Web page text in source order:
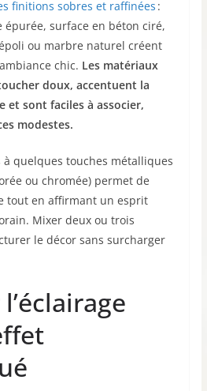
finitions sobres et raffinées :
épurée, surface en béton ciré,
ou marbre naturel créent
chic. Les matériaux
doux, accentuent la
et sont faciles à associer,
modestes.
à quelques touches métalliques
ou chromée) permet de
tout en affirmant un esprit
Mixer deux ou trois
le décor sans surcharger